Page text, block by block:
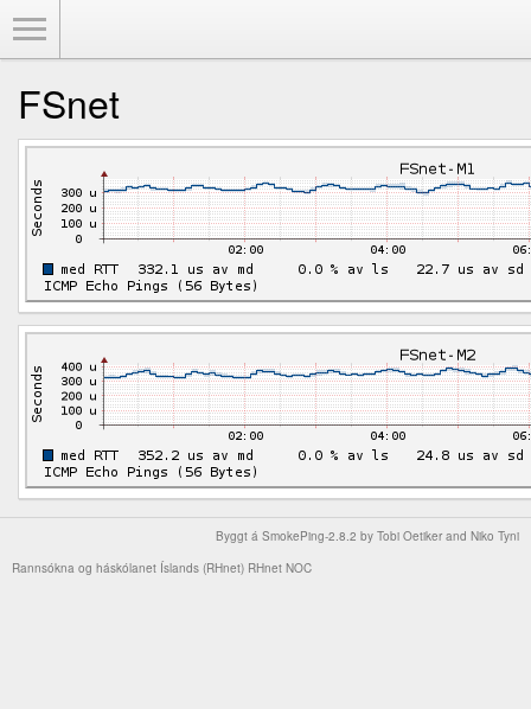
FSnet
Byggt á SmokePing-2.8.2 by Tobi Oetiker and Niko Tyni
Rannsókna og háskólanet Íslands (RHnet) RHnet NOC